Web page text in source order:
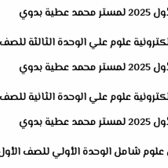
بدوي
علوم علي الوحدة الثالثة
بدوي
علوم علي الوحدة الثانية
بدوي
علوم شامل الوحدة الأولي للصف